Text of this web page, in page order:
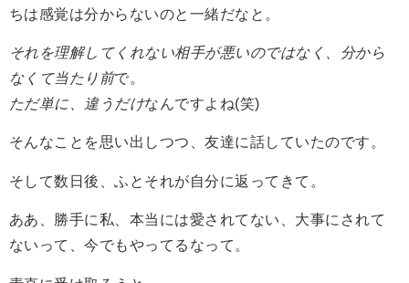
ちは感覚は分からないのと一緒だなと。
それを理解してくれない相手が悪いのではなく、分から
なくて当たり前で。
ただ単に、違うだけなんですよね(笑)
そんなことを思い出しつつ、友達に話していたのです。
そして数日後、ふとそれが自分に返ってきて。
ああ、勝手に私、本当には愛されてない、大事にされて
ないって、今でもやってるなって。